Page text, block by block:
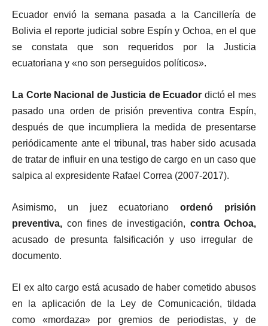
Ecuador envió la semana pasada a la Cancillería de
Bolivia el reporte judicial sobre Espín y Ochoa, en el que
se constata que son requeridos por la Justicia
ecuatoriana y «no son perseguidos políticos».
La Corte Nacional de Justicia de Ecuador dictó el mes
pasado una orden de prisión preventiva contra Espín,
después de que incumpliera la medida de presentarse
periódicamente ante el tribunal, tras haber sido acusada
de tratar de influir en una testigo de cargo en un caso que
salpica al expresidente Rafael Correa (2007-2017).
Asimismo, un juez ecuatoriano ordenó prisión
preventiva, con fines de investigación, contra Ochoa,
acusado de presunta falsificación y uso irregular de
documento.
El ex alto cargo está acusado de haber cometido abusos
en la aplicación de la Ley de Comunicación, tildada
como «mordaza» por gremios de periodistas, y de